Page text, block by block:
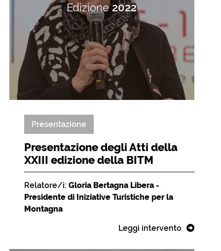
Edizione2022
Presentazione
Presentazione degli Atti della
XXIII edizione della BITM
Relatore/i: Gloria Bertagna Libera -
Presidente di Iniziative Turistiche per la
Montagna
Leggi intervento